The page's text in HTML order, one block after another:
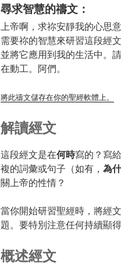
尋求智慧的禱文：
上帝啊，求祢安靜我的心思
需要祢的智慧來研習這段經
並將它應用到我的生活中。
在動工。阿們。
將此禱文儲存在你的聖經軟體上。
解讀經文
這段經文是在何時寫的？寫給
複的詞彙或句子（如有， 為
關上帝的性情？
當你開始研習聖經時，將經
題。要特別注意任何持續顯
概述經文